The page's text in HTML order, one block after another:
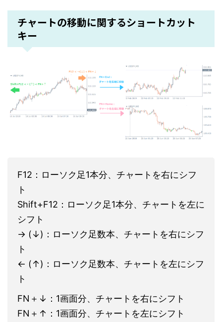
チャートの移動に関するショートカット
キー
F12：ローソク足1本分、チャートを右にシフ
ト
Shift+F12：ローソク足1本分、チャートを左に
シフト
→ (↓)：ローソク足数本、チャートを右にシフ
ト
← (↑)：ローソク足数本、チャートを左にシフ
ト
FN＋↓：1画面分、チャートを右にシフト
FN＋↑：1画面分、チャートを左にシフト